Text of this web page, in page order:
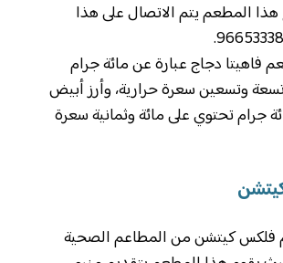
المطعم يتم الاتصال على هذا
فاهيتا دجاج عبارة عن مائة جرام
وتسعين سعرة حرارية، وأرز أبيض
جرام تحتوي على مائة وثمانية سعرة
فلكس كيتشن من المطاعم الصحية